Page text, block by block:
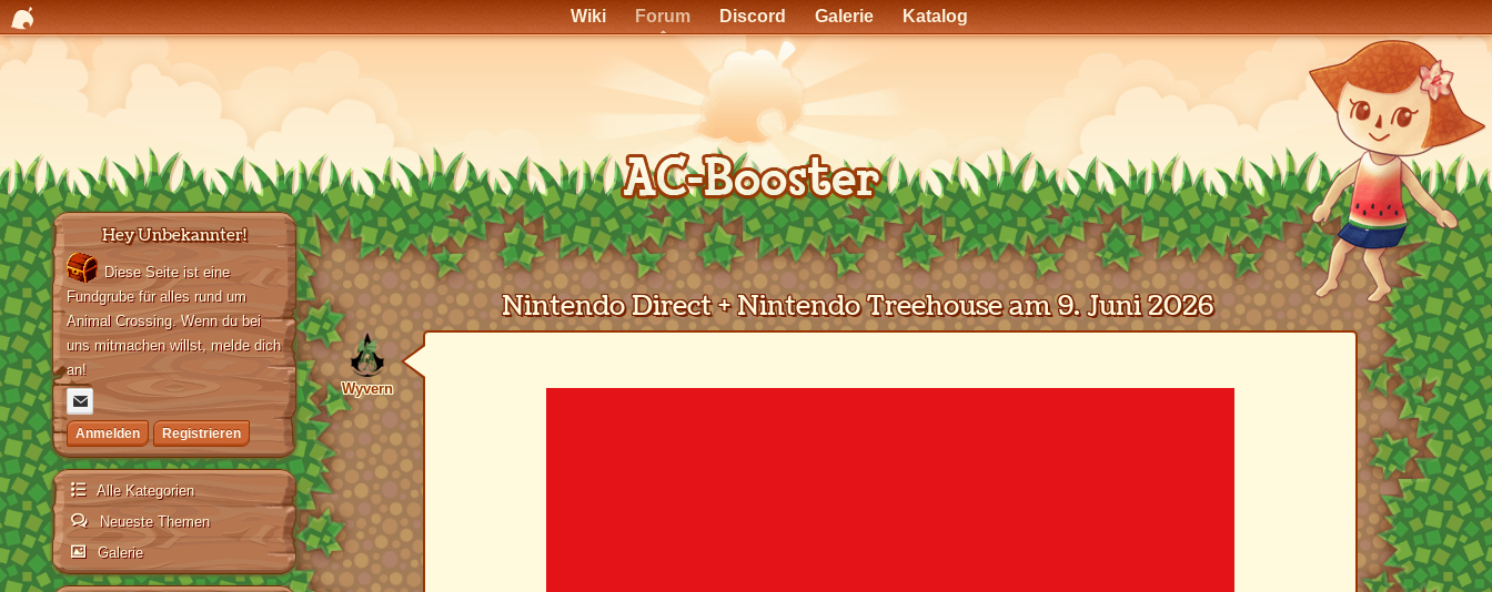
Wiki Forum Discord Galerie Katalog
Hey Unbekannter!
Diese Seite ist eine
Fundgrube für alles rund um
Animal Crossing. Wenn du bei
uns mitmachen willst, melde dich
an!
Anmelden Registrieren
Alle Kategorien
Neueste Themen
Galerie
Nintendo Direct + Nintendo Treehouse am 9. Juni 2026
Wyvern